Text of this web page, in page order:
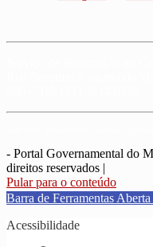
- Portal Governamental do
direitos reservados |
Pular para o conteúdo
Barra de Ferramentas Aberta
Acessibilidade